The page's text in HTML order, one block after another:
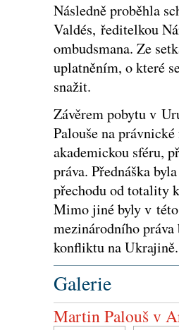
Následně proběhla
Valdés, ředitelkou
ombudsmana. Ze
uplatněním, o které
snažit.
Závěrem pobytu v
Palouše na
akademickou sféru,
práva. Přednáška
přechodu od totality
Mimo jiné byly v
mezinárodního
konfliktu na Ukrajině.
Galerie
Martin Palouš v